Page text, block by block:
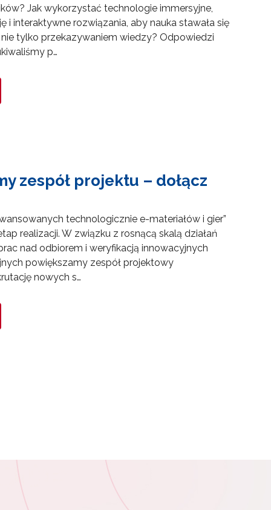
językowego (CLIL)"
Jak wykorzystać technologie immersyjne,
i interaktywne rozwiązania, aby nauka stawała się
tylko przekazywaniem wiedzy? Odpowiedzi
p…
zespół projektu – dołącz
technologicznie e-materiałów i gier”
realizacji. W związku z rosnącą skalą działań
nad odbiorem i weryfikacją innowacyjnych
powiększamy zespół projektowy
nowych s…